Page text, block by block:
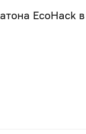
EcoHack в